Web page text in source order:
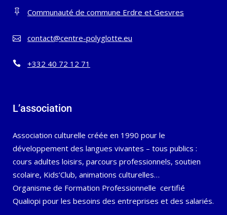
Communauté de commune Erdre et Gesvres
contact@centre-polyglotte.eu
+332 40 72 12 71
L’association
Association culturelle créée en 1990 pour le
développement des langues vivantes – tous publics :
cours adultes loisirs, parcours professionnels, soutien
scolaire, Kids’Club, animations culturelles…
Organisme de Formation Professionnelle certifié
Qualiopi pour les besoins des entreprises et des salariés.